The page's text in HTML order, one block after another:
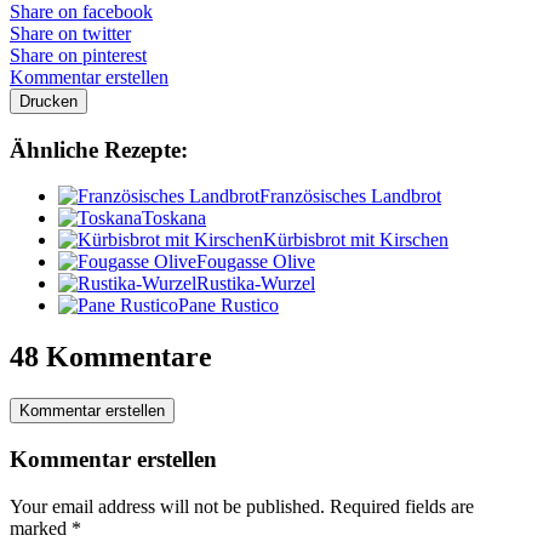
Share on facebook
Share on twitter
Share on pinterest
Kommentar erstellen
Drucken
Ähnliche Rezepte:
Französisches Landbrot
Toskana
Kürbisbrot mit Kirschen
Fougasse Olive
Rustika-Wurzel
Pane Rustico
48 Kommentare
Kommentar erstellen
Kommentar erstellen
Your email address will not be published. Required fields are
marked *